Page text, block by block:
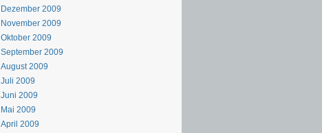
Dezember 2009
November 2009
Oktober 2009
September 2009
August 2009
Juli 2009
Juni 2009
Mai 2009
April 2009